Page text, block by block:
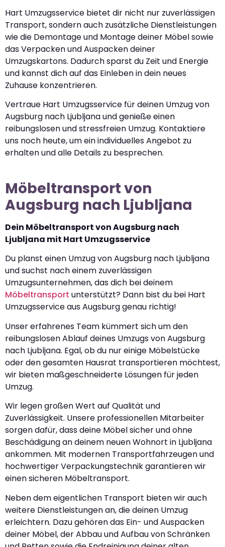
Hart Umzugsservice bietet dir nicht nur zuverlässigen
Transport, sondern auch zusätzliche Dienstleistungen
wie die Demontage und Montage deiner Möbel sowie
das Verpacken und Auspacken deiner
Umzugskartons. Dadurch sparst du Zeit und Energie
und kannst dich auf das Einleben in dein neues
Zuhause konzentrieren.
Vertraue Hart Umzugsservice für deinen Umzug von
Augsburg nach Ljubljana und genieße einen
reibungslosen und stressfreien Umzug. Kontaktiere
uns noch heute, um ein individuelles Angebot zu
erhalten und alle Details zu besprechen.
Möbeltransport von
Augsburg nach Ljubljana
Dein Möbeltransport von Augsburg nach
Ljubljana mit Hart Umzugsservice
Du planst einen Umzug von Augsburg nach Ljubljana
und suchst nach einem zuverlässigen
Umzugsunternehmen, das dich bei deinem
Möbeltransport unterstützt? Dann bist du bei Hart
Umzugsservice aus Augsburg genau richtig!
Unser erfahrenes Team kümmert sich um den
reibungslosen Ablauf deines Umzugs von Augsburg
nach Ljubljana. Egal, ob du nur einige Möbelstücke
oder den gesamten Hausrat transportieren möchtest,
wir bieten maßgeschneiderte Lösungen für jeden
Umzug.
Wir legen großen Wert auf Qualität und
Zuverlässigkeit. Unsere professionellen Mitarbeiter
sorgen dafür, dass deine Möbel sicher und ohne
Beschädigung an deinem neuen Wohnort in Ljubljana
ankommen. Mit modernen Transportfahrzeugen und
hochwertiger Verpackungstechnik garantieren wir
einen sicheren Möbeltransport.
Neben dem eigentlichen Transport bieten wir auch
weitere Dienstleistungen an, die deinen Umzug
erleichtern. Dazu gehören das Ein- und Auspacken
deiner Möbel, der Abbau und Aufbau von Schränken